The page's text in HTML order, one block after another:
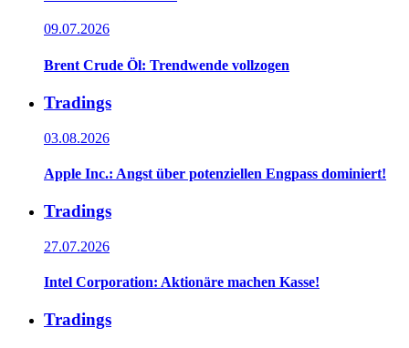
09.07.2026
Brent Crude Öl: Trendwende vollzogen
Tradings
03.08.2026
Apple Inc.: Angst über potenziellen Engpass dominiert!
Tradings
27.07.2026
Intel Corporation: Aktionäre machen Kasse!
Tradings